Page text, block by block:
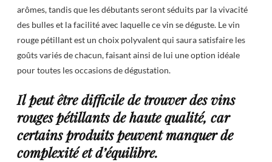
arômes, tandis que les débutants seront séduits par la vivacité
des bulles et la facilité avec laquelle ce vin se déguste. Le vin
rouge pétillant est un choix polyvalent qui saura satisfaire les
goûts variés de chacun, faisant ainsi de lui une option idéale
pour toutes les occasions de dégustation.
Il peut être difficile de trouver des vins
rouges pétillants de haute qualité, car
certains produits peuvent manquer de
complexité et d’équilibre.